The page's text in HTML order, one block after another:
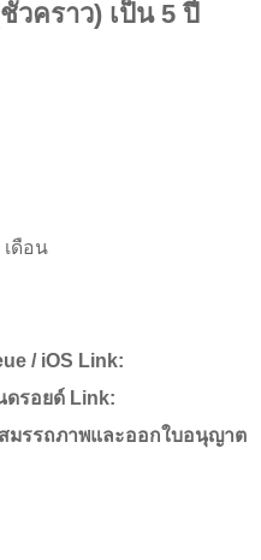
วคราว) เป็น 5 ปี
เดือน
/ iOS Link:
ดรอยด์ Link:
สมรรถภาพและออกใบอนุญาต